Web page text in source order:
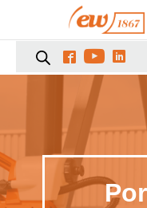
  